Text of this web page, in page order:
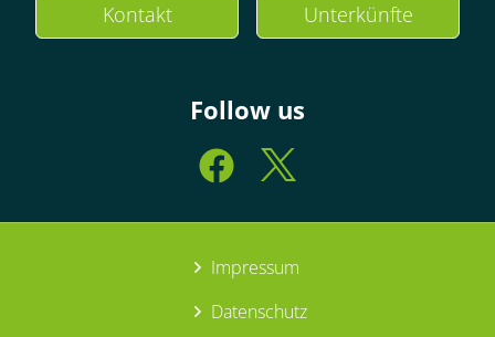
Kontakt Unterkünfte
Follow us
Impressum
Datenschutz